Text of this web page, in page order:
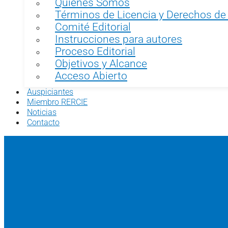
Términos de Licencia y Derechos
Comité Editorial
Instrucciones para autores
Proceso Editorial
Objetivos y Alcance
Acceso Abierto
Auspiciantes
Miembro RERCIE
Noticias
Contacto